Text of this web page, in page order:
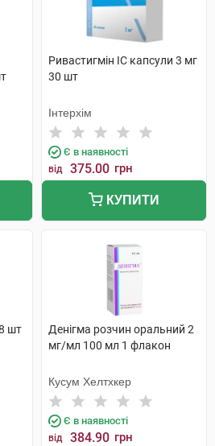
Ривастигмін ІС капсули 3 мг
30 шт
Інтерхім
Є в наявності
від 375.00 грн
КУПИТИ
шт
Денігма розчин оральний 2
мг/мл 100 мл 1 флакон
Кусум Хелтхкер
Є в наявності
від 384.90 грн